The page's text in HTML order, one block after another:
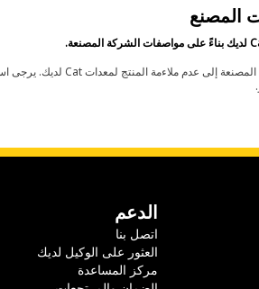
المصنع
الدعم
اتصل بنا
العثور على الوكيل لديك
مركز المساعدة